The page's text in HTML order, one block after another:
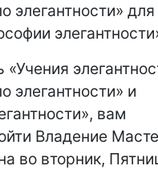
элегантности» для
элегантности» и
вам
Владение
во вторник,